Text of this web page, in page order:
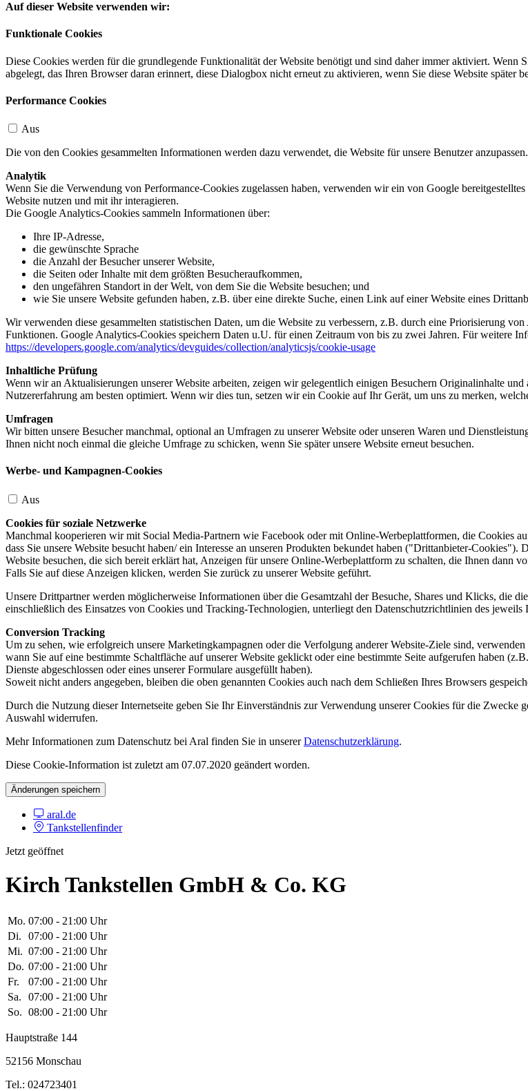
Auf dieser Website verwenden wir:
Funktionale Cookies
Diese Cookies werden für die grundlegende Funktionalität der Website benötigt und sind daher immer aktiviert.
abgelegt, das Ihren Browser daran erinnert, diese Dialogbox nicht erneut zu aktivieren, wenn Sie diese Website später
Performance Cookies
Aus
Die von den Cookies gesammelten Informationen werden dazu verwendet, die Website für unsere Benutzer anzupassen.
Analytik
Wenn Sie die Verwendung von Performance-Cookies zugelassen haben, verwenden wir ein von Google
Website nutzen und mit ihr interagieren.
Die Google Analytics-Cookies sammeln Informationen über:
Ihre IP-Adresse,
die gewünschte Sprache
die Anzahl der Besucher unserer Website,
die Seiten oder Inhalte mit dem größten Besucheraufkommen,
den ungefähren Standort in der Welt, von dem Sie die Website besuchen; und
wie Sie unsere Website gefunden haben, z.B. über eine direkte Suche, einen Link auf einer Website eines
Wir verwenden diese gesammelten statistischen Daten, um die Website zu verbessern, z.B. durch eine Priorisierung
Funktionen. Google Analytics-Cookies speichern Daten u.U. für einen Zeitraum von bis zu zwei Jahren. Für weitere
https://developers.google.com/analytics/devguides/collection/analyticsjs/cookie-usage
Inhaltliche Prüfung
Wenn wir an Aktualisierungen unserer Website arbeiten, zeigen wir gelegentlich einigen Besuchern Originalinhalte
Nutzererfahrung am besten optimiert. Wenn wir dies tun, setzen wir ein Cookie auf Ihr Gerät, um uns zu merken,
Umfragen
Wir bitten unsere Besucher manchmal, optional an Umfragen zu unserer Website oder unseren Waren und
Ihnen nicht noch einmal die gleiche Umfrage zu schicken, wenn Sie später unsere Website erneut besuchen.
Werbe- und Kampagnen-Cookies
Aus
Cookies für soziale Netzwerke
Manchmal kooperieren wir mit Social Media-Partnern wie Facebook oder mit Online-Werbeplattformen, die Cookies
dass Sie unsere Website besucht haben/ ein Interesse an unseren Produkten bekundet haben ("Drittanbieter-Cookies").
Website besuchen, die sich bereit erklärt hat, Anzeigen für unsere Online-Werbeplattform zu schalten, die Ihnen dann
Falls Sie auf diese Anzeigen klicken, werden Sie zurück zu unserer Website geführt.
Unsere Drittpartner werden möglicherweise Informationen über die Gesamtzahl der Besuche, Shares und Klicks, die
einschließlich des Einsatzes von Cookies und Tracking-Technologien, unterliegt den Datenschutzrichtlinien des jeweils
Conversion Tracking
Um zu sehen, wie erfolgreich unsere Marketingkampagnen oder die Verfolgung anderer Website-Ziele sind,
wann Sie auf eine bestimmte Schaltfläche auf unserer Website geklickt oder eine bestimmte Seite aufgerufen haben
Dienste abgeschlossen oder eines unserer Formulare ausgefüllt haben).
Soweit nicht anders angegeben, bleiben die oben genannten Cookies auch nach dem Schließen Ihres Browsers
Durch die Nutzung dieser Internetseite geben Sie Ihr Einverständnis zur Verwendung unserer Cookies für die
Auswahl widerrufen.
Mehr Informationen zum Datenschutz bei Aral finden Sie in unsererDatenschutzerklärung.
Diese Cookie-Information ist zuletzt am 07.07.2020 geändert worden.
Änderungen speichern
aral.de
Tankstellenfinder
Jetzt geöffnet
Kirch Tankstellen GmbH & Co. KG
Mo. 07:00 - 21:00 Uhr
Di.
07:00 - 21:00 Uhr
Mi. 07:00 - 21:00 Uhr
Do. 07:00 - 21:00 Uhr
Fr.
07:00 - 21:00 Uhr
Sa.
07:00 - 21:00 Uhr
So. 08:00 - 21:00 Uhr
Hauptstraße 144
52156 Monschau
Tel.: 024723401